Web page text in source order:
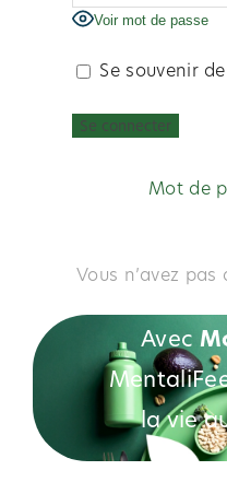
Voir mot de passe
Se souvenir
Mot de
Vous n’avez pas
Avec
la vie